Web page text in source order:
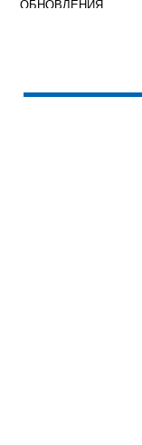
ОБНОВЛЕНИЯ